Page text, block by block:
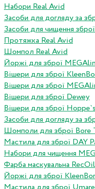
Набори Real Avid
Засоби для догляду за
Засоби для чищення
Протяжка Real Avid
Шомпол Real Avid
Йоржі для зброї
Вішери для зброї
Вішери для зброї
Вішери для зброї Dewey
Вішери для зброї
Засоби для догляду за
Шомполи для зброї Bore
Мастила для зброї DAY
Набори для чищення
Фарба маскувальна RecOil
Йоржі для зброї